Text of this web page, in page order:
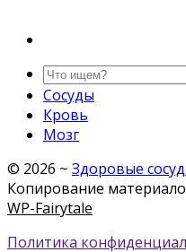
Сосуды
Кровь
Мозг
© 2026 ~ Здоровые
Копирование
WP-Fairytale
Политика